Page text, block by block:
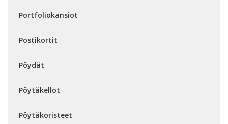
Portfoliokansiot
Postikortit
Pöydät
Pöytäkellot
Pöytäkoristeet